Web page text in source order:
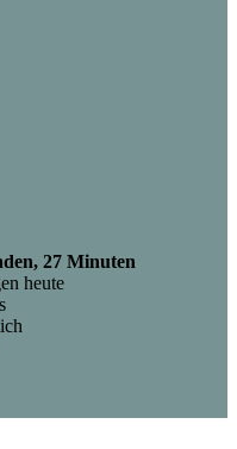
27 Minuten
heute